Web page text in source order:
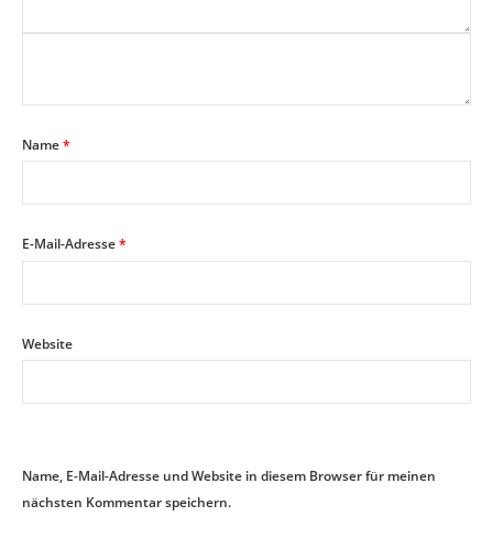
Name*
E-Mail-Adresse*
Website
Name, E-Mail-Adresse und Website in diesem Browser für meinen
nächsten Kommentar speichern.